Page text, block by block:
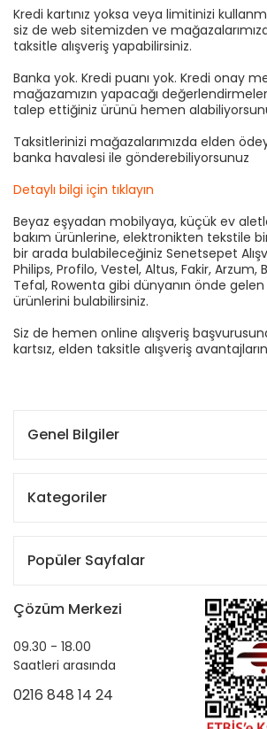
Kredi kartınız yoksa veya limitinizi
siz de web sitemizden ve
taksitle alışveriş yapabilirsiniz.
Banka yok. Kredi puanı yok. Kredi onay
mağazamızın yapacağı
talep ettiğiniz ürünü hemen
Taksitlerinizi mağazalarımızda elden
banka havalesi ile gönderebiliyorsunuz
Detaylı bilgi için tıklayın
Beyaz eşyadan mobilyaya, küçük ev
bakım ürünlerine, elektronikten tekstile
bir arada bulabileceğiniz Senetsepet
Philips, Profilo, Vestel, Altus, Fakir, Arzum,
Tefal, Rowenta gibi dünyanın önde gelen
ürünlerini bulabilirsiniz.
Siz de hemen online alışveriş
kartsız, elden taksitle alışveriş
Genel Bilgiler
Kategoriler
Popüler Sayfalar
Çözüm Merkezi
09.30 - 18.00
Saatleri arasında
0216 848 14 24